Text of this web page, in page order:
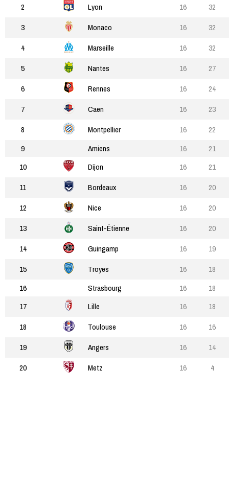
2
Lyon 16
32
3
Monaco 16
32
4
Marseille 16
32
5
Nantes 16
27
6
Rennes 16
24
7
Caen 16
23
8
Montpellier 16
22
9
Amiens 16
21
10
Dijon 16
21
11
Bordeaux 16
20
12
Nice 16
20
13
Saint-Étienne 16
20
14
Guingamp 16
19
15
Troyes 16
18
16
Strasbourg 16
18
17
Lille 16
18
18
Toulouse 16
16
19
Angers 16
14
20
Metz 16 4